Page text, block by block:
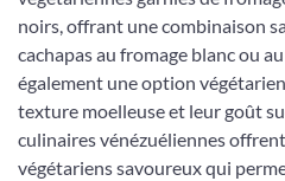
noirs, offrant une combinaison
cachapas au fromage blanc ou
également une option
texture moelleuse et leur goût
culinaires vénézuéliennes
végétariens savoureux qui